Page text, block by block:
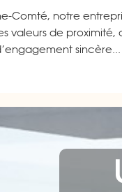
Comté, notre
valeurs de proximité,
sincère...